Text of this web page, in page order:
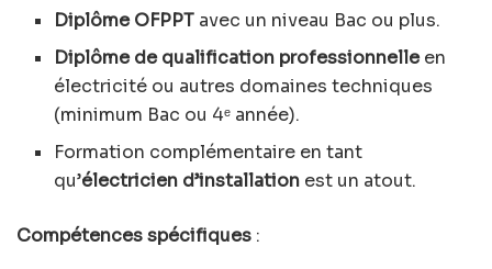
Diplôme OFPPT avec un niveau Bac ou plus.
Diplôme de qualification professionnelleen
électricité ou autres domaines techniques
(minimum Bac ou 4ᵉ année).
Formation complémentaire en tant
qu’électricien d’installation est un atout.
Compétences spécifiques :